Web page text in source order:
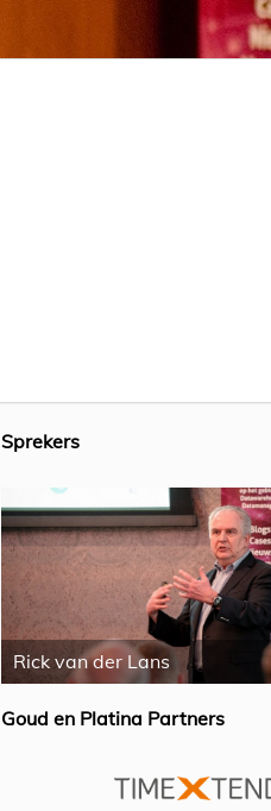
Sprekers
Rick van der Lans
Goud en Platina Partners